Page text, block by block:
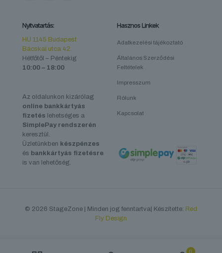
Nyitvatartás:
HU 1145 Budapest
Bácskai utca 42.
Hétfőtől – Péntekig
10:00 – 18:00
Az oldalunkon kizárólag
online bankkártyás
fizetés lehetséges a
SimplePay rendszerén
keresztül.
Üzletünkben készpénzes
és bankkártyás fizetésre
is van lehetőség.
Hasznos Linkek
Adatkezelési tájékoztató
Általános Szerződési
Feltételek
Impresszum
Rólunk
Kapcsolat
© 2026 StageZone | Minden jog fenntartva| Készítette: Red
Fly Design
0